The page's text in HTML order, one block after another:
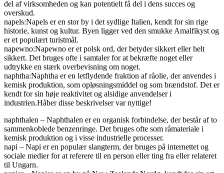
del af virksomheden og kan potentielt få del i dens succes og
overskud.
napels:Napels er en stor by i det sydlige Italien, kendt for sin rige
historie, kunst og kultur. Byen ligger ved den smukke Amalfikyst og
er et populært turistmål.
napewno:Napewno er et polsk ord, der betyder sikkert eller helt
sikkert. Det bruges ofte i samtaler for at bekræfte noget eller
udtrykke en stærk overbevisning om noget.
naphtha:Naphtha er en letflydende fraktion af råolie, der anvendes i
kemisk produktion, som opløsningsmiddel og som brændstof. Det er
kendt for sin høje reaktivitet og alsidige anvendelser i
industrien.Håber disse beskrivelser var nyttige!
naphthalen – Naphthalen er en organisk forbindelse, der består af to
sammenkoblede benzenringe. Det bruges ofte som råmateriale i
kemisk produktion og i visse industrielle processer.
napi – Napi er en populær slangterm, der bruges på internettet og
sociale medier for at referere til en person eller ting fra eller relateret
til Ungarn.